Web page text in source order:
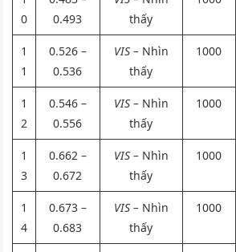
0
0.493
thấy
1
1
0.526 –
0.536
VIS – Nhìn
thấy
1000
1
2
0.546 –
0.556
VIS – Nhìn
thấy
1000
1
3
0.662 –
0.672
VIS – Nhìn
thấy
1000
1
4
0.673 –
0.683
VIS – Nhìn
thấy
1000